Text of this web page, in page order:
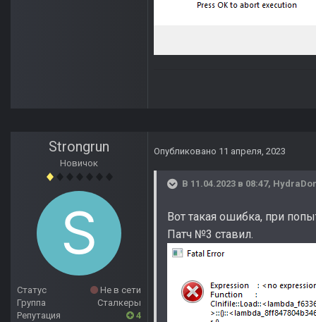
Strongrun
Новичок
Статус
Не в сети
Группа
Сталкеры
Репутация
4
Опубликовано 11 апреля, 2023
В 11.04.2023 в 08:47,
Вот такая ошибка, при
Патч №3 ставил.